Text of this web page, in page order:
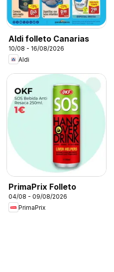
Aldi folleto Canarias
10/08 - 16/08/2026
Aldi
PrimaPrix Folleto
04/08 - 09/08/2026
PrimaPrix